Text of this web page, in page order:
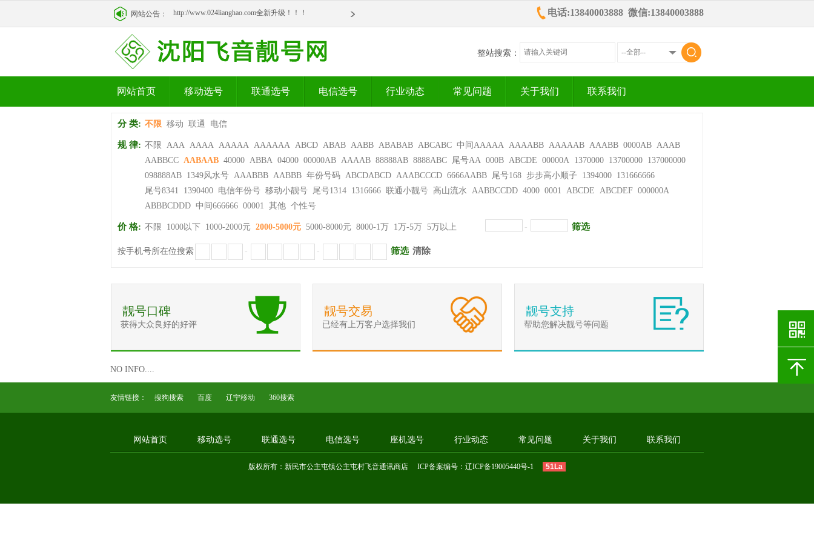
网站公告： http://www.024lianghao.com全新升级！！！ 电话:13840003888 微信:13840003888
整站搜索：
网站首页 移动选号 联通选号 电信选号 行业动态 常见问题 关于我们 联系我们
分 类: 不限 移动 联通 电信
规 律: 不限 AAA AAAA AAAAA AAAAAA ABCD ABAB AABB ABABAB ABCABC 中间AAAAA AAAABB AAAAAB AAABB 0000AB AAAB
AABBCC AABAAB 40000 ABBA 04000 00000AB AAAAB 88888AB 8888ABC 尾号AA 000B ABCDE 00000A 1370000 13700000 137000000
098888AB 1349风水号 AAABBB AABBB 年份号码 ABCDABCD AAABCCCD 6666AABB 尾号168 步步高小顺子 1394000 131666666
尾号8341
1390400 电信年份号 移动小靓号 尾号1314 1316666 联通小靓号 高山流水 AABBCCDD 4000 0001 ABCDE ABCDEF 000000A
ABBBCDDD 中间666666 00001 其他 个性号
价 格: 不限 1000以下 1000-2000元 2000-5000元 5000-8000元 8000-1万 1万-5万 5万以上 - 筛选
按手机号所在位搜索 - - 筛选 清除
靓号口碑
获得大众良好的好评
靓号交易
已经有上万客户选择我们
靓号支持
帮助您解决靓号等问题
NO INFO....
友情链接： 搜狗搜索 百度 辽宁移动 360搜索
网站首页 移动选号 联通选号 电信选号 座机选号 行业动态 常见问题 关于我们 联系我们
版权所有：新民市公主屯镇公主屯村飞音通讯商店 ICP备案编号： 辽ICP备19005440号-1 51La